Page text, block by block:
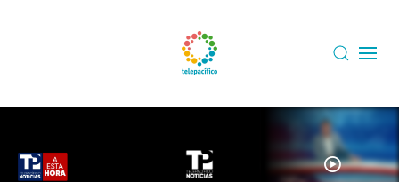
play_circle